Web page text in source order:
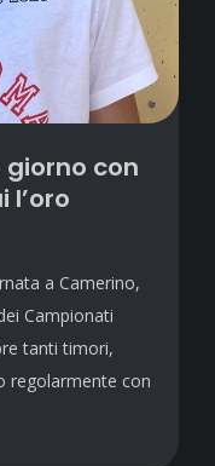
con
l’oro
a Camerino,
Campionati
tanti timori,
regolarmente con